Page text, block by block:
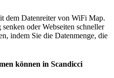
dem Datenreiter von WiFi Map.
oder Webseiten schneller
indem Sie die Datenmenge, die
können in Scandicci